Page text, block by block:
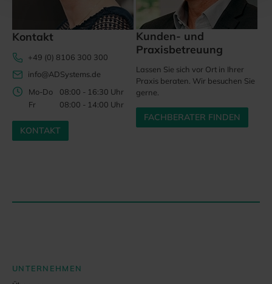
Kontakt
+49 (0) 8106 300 300
info@ADSystems.de
Mo-Do
08:00 - 16:30 Uhr
Fr
08:00 - 14:00 Uhr
KONTAKT
Kunden- und
Praxisbetreuung
Lassen Sie sich vor Ort in Ihrer
Praxis beraten. Wir besuchen Sie
gerne.
FACHBERATER FINDEN
UNTERNEHMEN